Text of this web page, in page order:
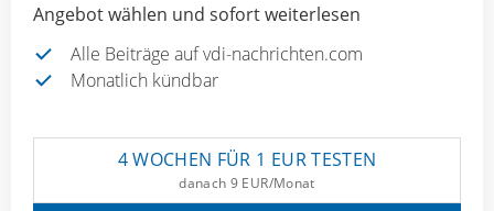
Angebot wählen und sofort weiterlesen
Alle Beiträge auf vdi-nachrichten.com
Monatlich kündbar
4 WOCHEN FÜR 1 EUR TESTEN
danach 9 EUR/Monat